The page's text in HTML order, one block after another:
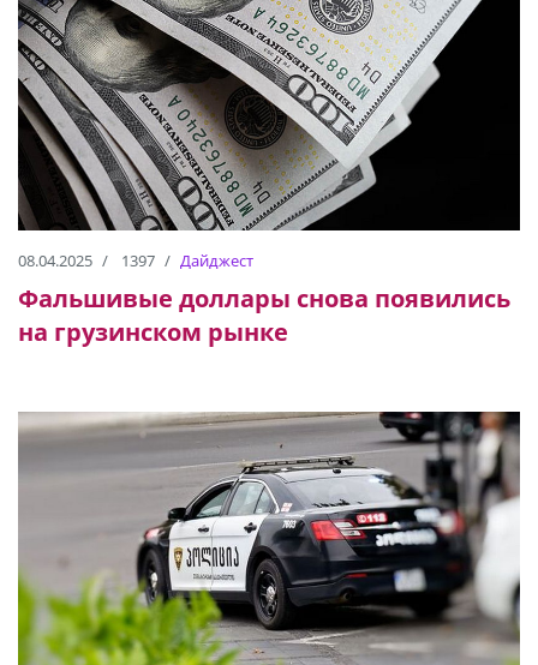
08.04.2025 1397 Дайджест
Фальшивые доллары снова появились
на грузинском рынке